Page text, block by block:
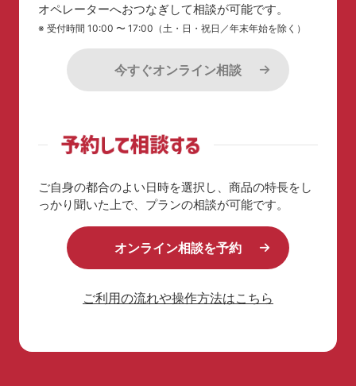
オペレーターへおつなぎして相談が可能です。
※ 受付時間 10:00 〜 17:00（土・日・祝日／年末年始を除く）
今すぐオンライン相談
ご自身の都合のよい日時を選択し、商品の特長を し
っかり聞いた上で、プランの相談が可能です。
オンライン相談を予約
ご利用の流れや操作方法はこちら